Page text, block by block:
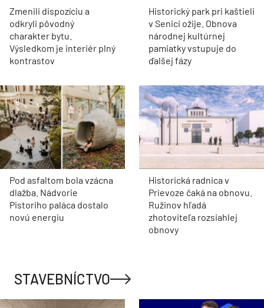
Zmenili dispozíciu a
odkryli pôvodný
charakter bytu.
Výsledkom je interiér plný
kontrastov
Historický park pri kaštieli
v Senici ožije. Obnova
národnej kultúrnej
pamiatky vstupuje do
ďalšej fázy
Pod asfaltom bola vzácna
dlažba. Nádvorie
Pistoriho paláca dostalo
novú energiu
Historická radnica v
Prievoze čaká na obnovu.
Ružinov hľadá
zhotoviteľa rozsiahlej
obnovy
STAVEBNÍCTVO